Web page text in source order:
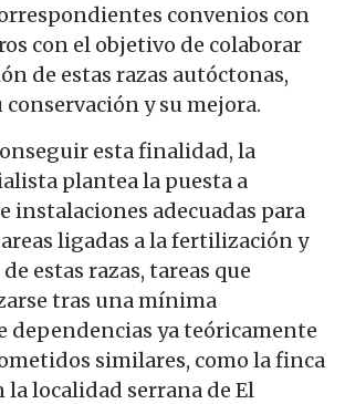
convenios con
con el objetivo de colaborar
de estas razas autóctonas,
y su mejora.
esta finalidad, la
plantea la puesta a
instalaciones adecuadas para
ligadas a la fertilización y
estas razas, tareas que
tras una mínima
dependencias ya teóricamente
similares, como la finca
la localidad serrana de El